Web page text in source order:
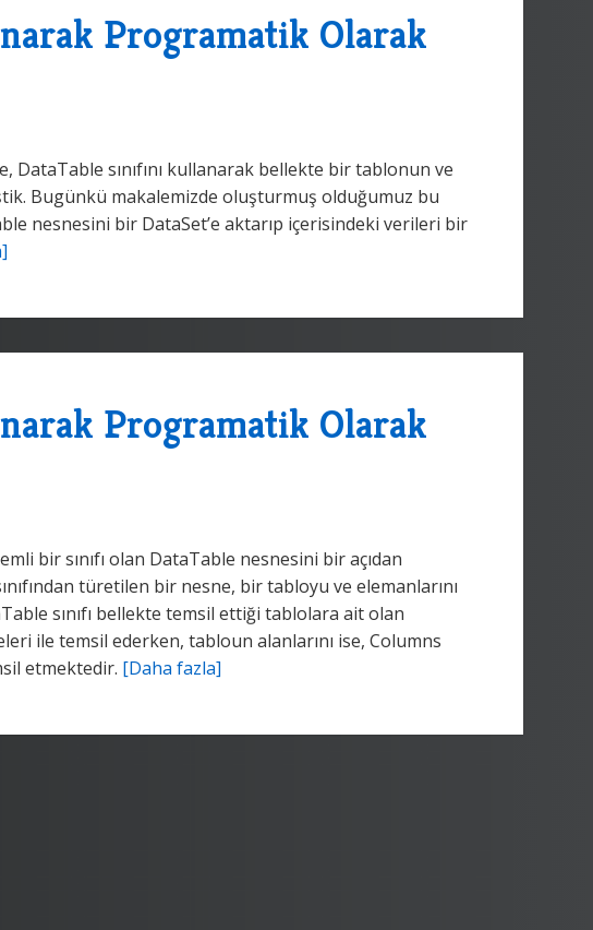
Programatik Olarak
DataTable sınıfını kullanarak bellekte bir tablonun ve
Bugünkü makalemizde oluşturmuş olduğumuz bu
nesnesini bir DataSet’e aktarıp içerisindeki verileri bir
Programatik Olarak
bir sınıfı olan DataTable nesnesini bir açıdan
türetilen bir nesne, bir tabloyu ve elemanlarını
sınıfı bellekte temsil ettiği tablolara ait olan
ile temsil ederken, tabloun alanlarını ise, Columns
etmektedir. [Daha fazla]